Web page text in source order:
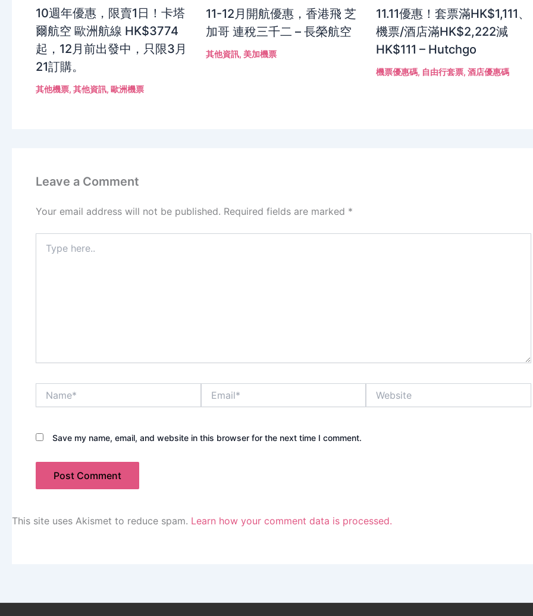
10週年優惠，限賣1日！卡塔
爾航空 歐洲航線 HK$3774
起，12月前出發中，只限3月
21訂購。
其他機票, 其他資訊, 歐洲機票
11-12月開航優惠，香港飛 芝
加哥 連稅三千二 – 長榮航空
其他資訊, 美加機票
11.11優惠！套票滿HK$1,111、
機票/酒店滿HK$2,222減
HK$111 – Hutchgo
機票優惠碼, 自由行套票, 酒店優惠碼
Leave a Comment
Your email address will not be published. Required fields are marked *
here..
Save my name, email, and website in this browser for the next time I comment.
This site uses Akismet to reduce spam. Learn how your comment data is processed.